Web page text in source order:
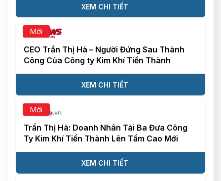
XEM CHI TIẾT
Mới
CEO Trần Thị Hà – Người Đứng Sau Thành
Công Của Công ty Kim Khí Tiến Thành
XEM CHI TIẾT
Mới
Trần Thị Hà: Doanh Nhân Tài Ba Đưa Công
Ty Kim Khí Tiến Thành Lên Tầm Cao Mới
XEM CHI TIẾT